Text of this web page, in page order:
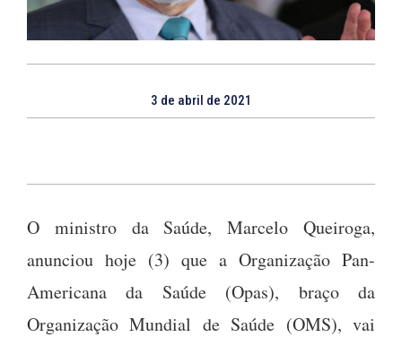
3 de abril de 2021
O ministro da Saúde, Marcelo Queiroga,
anunciou hoje (3) que a Organização Pan-
Americana da Saúde (Opas), braço da
Organização Mundial de Saúde (OMS), vai